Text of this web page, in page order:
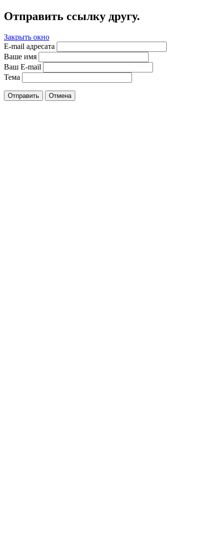
Отправить ссылку другу.
Закрыть окно
E-mail адресата
Ваше имя
Ваш E-mail
Тема
Отправить Отмена